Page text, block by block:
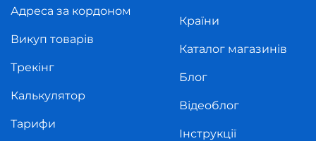
Адреса за кордоном
Викуп товарів
Трекінг
Калькулятор
Тарифи
Країни
Каталог магазинів
Блог
Відеоблог
Інструкції